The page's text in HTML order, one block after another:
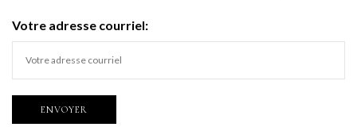
Votre adresse courriel: